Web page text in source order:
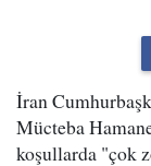
İran
Mücteba
koşullarda "çok